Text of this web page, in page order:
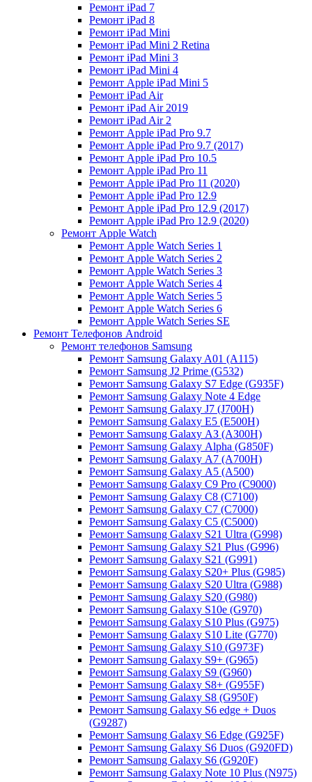
Ремонт iPad 7
Ремонт iPad 8
Ремонт iPad Mini
Ремонт iPad Mini 2 Retina
Ремонт iPad Mini 3
Ремонт iPad Mini 4
Ремонт Apple iPad Mini 5
Ремонт iPad Air
Ремонт iPad Air 2019
Ремонт iPad Air 2
Ремонт Apple iPad Pro 9.7
Ремонт Apple iPad Pro 9.7 (2017)
Ремонт Apple iPad Pro 10.5
Ремонт Apple iPad Pro 11
Ремонт Apple iPad Pro 11 (2020)
Ремонт Apple iPad Pro 12.9
Ремонт Apple iPad Pro 12.9 (2017)
Ремонт Apple iPad Pro 12.9 (2020)
Ремонт Apple Watch
Ремонт Apple Watch Series 1
Ремонт Apple Watch Series 2
Ремонт Apple Watch Series 3
Ремонт Apple Watch Series 4
Ремонт Apple Watch Series 5
Ремонт Apple Watch Series 6
Ремонт Apple Watch Series SE
Ремонт Телефонов Android
Ремонт телефонов Samsung
Ремонт Samsung Galaxy A01 (A115)
Ремонт Samsung J2 Prime (G532)
Ремонт Samsung Galaxу S7 Edge (G9З5F)
Ремонт Samsung Galaxу Note 4 Edge
Ремонт Samsung Galaxу J7 (J700H)
Ремонт Samsung Galaxу E5 (E500H)
Ремонт Samsung Galaxу AЗ (AЗ00H)
Ремонт Samsung Galaxу Alpha (G850F)
Ремонт Samsung Galaxу A7 (A700H)
Ремонт Samsung Galaxу A5 (A500)
Ремонт Samsung Galaxy С9 Pro (C9000)
Ремонт Samsung Galaxy С8 (C7100)
Ремонт Samsung Galaxy С7 (C7000)
Ремонт Samsung Galaxy С5 (C5000)
Ремонт Samsung Galaxy S21 Ultra (G998)
Ремонт Samsung Galaxy S21 Plus (G996)
Ремонт Samsung Galaxy S21 (G991)
Ремонт Samsung Galaxy S20+ Plus (G985)
Ремонт Samsung Galaxy S20 Ultra (G988)
Ремонт Samsung Galaxy S20 (G980)
Ремонт Samsung Galaxy S10e (G970)
Ремонт Samsung Galaxy S10 Plus (G975)
Ремонт Samsung Galaxy S10 Lite (G770)
Ремонт Samsung Galaxy S10 (G973F)
Ремонт Samsung Galaxy S9+ (G965)
Ремонт Samsung Galaxy S9 (G960)
Ремонт Samsung Galaxy S8+ (G955F)
Ремонт Samsung Galaxy S8 (G950F)
Ремонт Samsung Galaxy S6 edge + Duos
(G9287)
Ремонт Samsung Galaxy S6 Edge (G925F)
Ремонт Samsung Galaxy S6 Duos (G920FD)
Ремонт Samsung Galaxy S6 (G920F)
Ремонт Samsung Galaxy Note 10 Plus (N975)